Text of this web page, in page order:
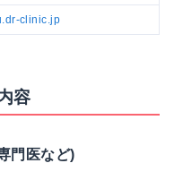
clinic.jp
容
門医など)